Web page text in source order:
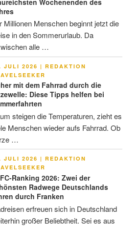
Millionen Menschen beginnt jetzt die
in den Sommerurlaub. Da
alle …
JULI 2026 | REDAKTION
mit dem Fahrrad durch die
Diese Tipps helfen bei
steigen die Temperaturen, zieht es
Menschen wieder aufs Fahrrad. Ob
…
JULI 2026 | REDAKTION
Ranking 2026: Zwei der
Radwege Deutschlands
durch Franken
erfreuen sich in Deutschland
großer Beliebtheit. Sei es aus